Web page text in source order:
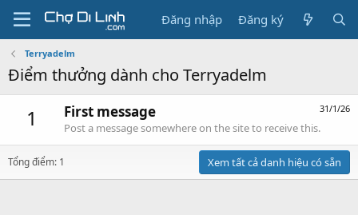
Đăng nhập Đăng ký
Terryadelm
Điểm thưởng dành cho Terryadelm
1 31/1/26
First message
Post a message somewhere on the site to receive this.
Tổng điểm: 1 Xem tất cả danh hiệu có sẵn